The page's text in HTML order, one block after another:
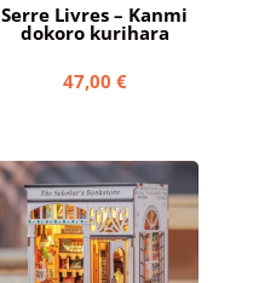
Serre Livres – Kanmi
dokoro kurihara
47,00 €